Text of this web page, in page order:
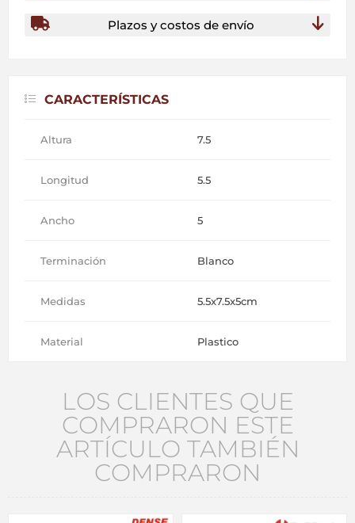
Plazos y costos de envío
CARACTERÍSTICAS
Altura 7.5
Longitud 5.5
Ancho 5
Terminación Blanco
Medidas 5.5x7.5x5cm
Material Plastico
LOS CLIENTES QUE
COMPRARON ESTE
ARTÍCULO TAMBIÉN
COMPRARON